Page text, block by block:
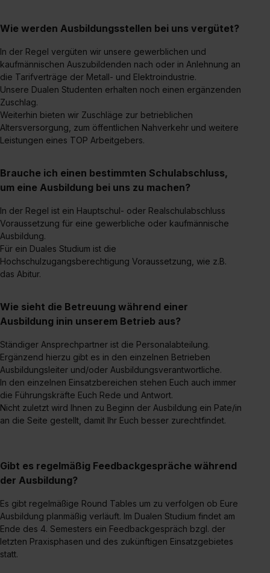
Eine Erlaubnis hierfür kannst du auch später noch im
bestimmte Verwendungszwecke zulassen, triff deine
Auswahl über die Checkboxen und klick auf „Auswahl
erlauben“. Die Einwilligung zur Platzierung von Cookies
der Kategorien „Präferenzen“, „Statistiken“ und „Social
Media und Marketing“ umfasst hierbei die Einwilligung
zur Übermittlung deiner Daten in die USA (Art. 49 Abs. 1
S. 1 lit. a) DS-GVO). Die USA verfügen über kein
II). Du kannst die von dir erteilte Einwilligung jederzeit mit
Wirkung für die Zukunft ganz oder teilweise über unsere
Einstellungen“ widerrufen. Weitere Informationen zu den
einzelnen Cookies findest du durch Klick auf „Details
zeigen“. Weitere Informationen:
Impressum
Wie werden Ausbildungsstellen bei uns vergütet?
In der Regel vergüten wir unsere gewerblichen und
kaufmännischen Auszubildenden nach oder in Anlehnung an
die Tarifverträge der Metall- und Elektroindustrie.
Unsere Dualen Studenten erhalten noch einen ergänzenden
Zuschlag.
Weiterhin bieten wir Zuschläge zur betrieblichen
Altersversorgung, zum öffentlichen Nahverkehr und weitere
Leistungen eines TOP Arbeitgebers.
Brauche ich einen bestimmten Schulabschluss,
um eine Ausbildung bei uns zu machen?
In der Regel ist ein Hauptschul- oder Realschulabschluss
Voraussetzung für eine gewerbliche oder kaufmännische
Ausbildung.
Für ein Duales Studium ist die
Hochschulzugangsberechtigung Voraussetzung, wie z.B.
das Abitur.
Wie sieht die Betreuung während einer
Ausbildung inin unserem Betrieb aus?
Ständiger Ansprechpartner ist die Personalabteilung.
Ergänzend hierzu gibt es in den einzelnen Betrieben
Ausbildungsleiter und/oder Ausbildungsverantwortliche.
In den einzelnen Einsatzbereichen stehen Euch auch immer
die Führungskräfte Euch Rede und Antwort.
Nicht zuletzt wird Ihnen zu Beginn der Ausbildung ein Pate/in
an die Seite gestellt, damit Ihr Euch besser zurechtfindet.
Gibt es regelmäßig Feedbackgespräche während
der Ausbildung?
Es gibt regelmäßige Round Tables um zu verfolgen ob Eure
Ausbildung planmäßig verläuft. Im Dualen Studium findet am
Ende des 4. Semesters ein Feedbackgespräch bzgl. der
letzten Praxisphasen und des zukünftigen Einsatzgebietes
statt.